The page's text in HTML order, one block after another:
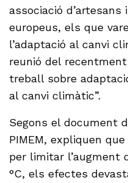
associació d’artesans
europeus, els que
l’adaptació al canvi
reunió del
treball sobre
al canvi climàtic”.
Segons el document
PIMEM, expliquen
per limitar l’augment
°C, els efectes